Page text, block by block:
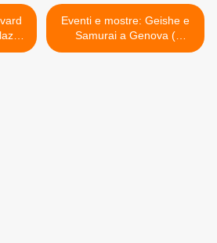
Eventi e mostre: Geishe e
Samurai a Genova (
Palazzo Ducale), fino al 25